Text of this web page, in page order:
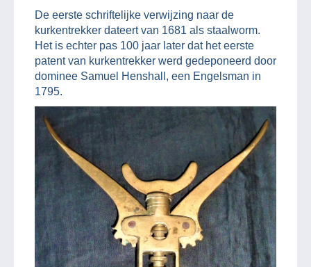
De eerste schriftelijke verwijzing naar de
kurkentrekker dateert van 1681 als staalworm.
Het is echter pas 100 jaar later dat het eerste
patent van kurkentrekker werd gedeponeerd door
dominee Samuel Henshall, een Engelsman in
1795.